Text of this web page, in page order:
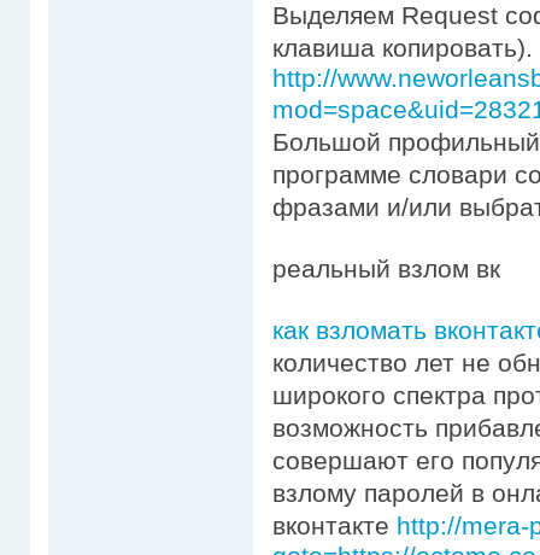
Выделяем Request
клавиша копировать).
http://
Большой
программе словари
фразами и/или
реальный взлом вк
как взломать
количество лет не
широкого спектра
возможность
совершают его
взлому паролей в
вконтакте http://mera-